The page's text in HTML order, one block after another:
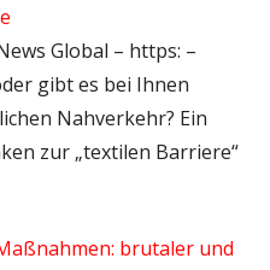
Global – https: –
gibt es bei Ihnen
Nahverkehr? Ein
zur „textilen Barriere“
brutaler und